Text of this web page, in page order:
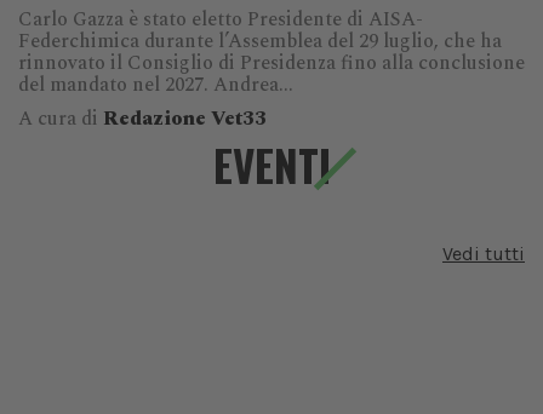
Carlo Gazza è stato eletto Presidente di AISA-
Federchimica durante l’Assemblea del 29 luglio, che ha
rinnovato il Consiglio di Presidenza fino alla conclusione
del mandato nel 2027. Andrea...
A cura di Redazione Vet33
EVENTI
Vedi tutti